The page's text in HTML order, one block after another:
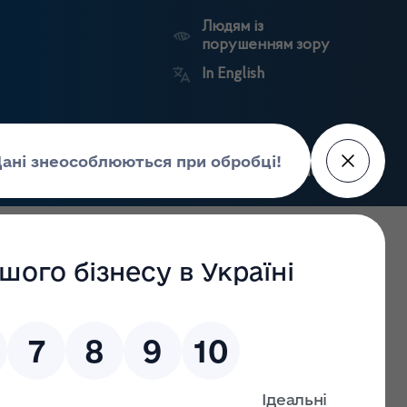
Людям із
порушенням зору
In English
центр Пошук
нагляд
реєстри
портал
Держлікслужби